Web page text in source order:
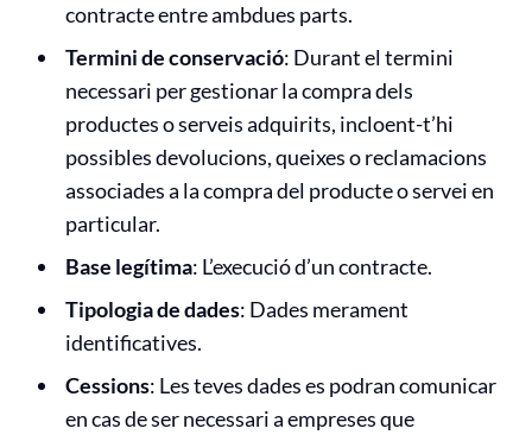
contracte entre ambdues parts.
Termini de conservació: Durant el termini
necessari per gestionar la compra dels
productes o serveis adquirits, incloent-t’hi
possibles devolucions, queixes o reclamacions
associades a la compra del producte o servei en
particular.
Base legítima: L’execució d’un contracte.
Tipologia de dades: Dades merament
identificatives.
Cessions: Les teves dades es podran comunicar
en cas de ser necessari a empreses que